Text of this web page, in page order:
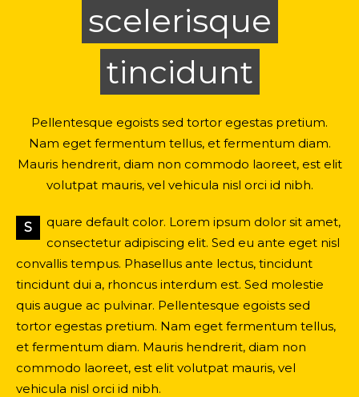
scelerisque
tincidunt
Pellentesque egoists sed tortor egestas pretium.
Nam eget fermentum tellus, et fermentum diam.
Mauris hendrerit, diam non commodo laoreet, est elit
volutpat mauris, vel vehicula nisl orci id nibh.
S
quare default color. Lorem ipsum dolor sit amet,
consectetur adipiscing elit. Sed eu ante eget nisl
convallis tempus. Phasellus ante lectus, tincidunt
tincidunt dui a, rhoncus interdum est. Sed molestie
quis augue ac pulvinar. Pellentesque egoists sed
tortor egestas pretium. Nam eget fermentum tellus,
et fermentum diam. Mauris hendrerit, diam non
commodo laoreet, est elit volutpat mauris, vel
vehicula nisl orci id nibh.